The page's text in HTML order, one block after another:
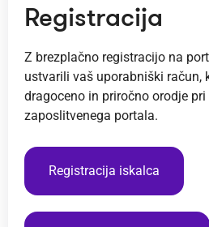
Registracija
Z brezplačno registracijo na
ustvarili vaš uporabniški račun,
dragoceno in priročno orodje pri
zaposlitvenega portala.
Registracija iskalca